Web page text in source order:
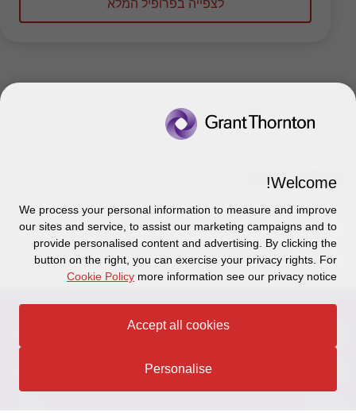
לצפייה בפרופיל המלא
מופיע גם ב...
נדל"ן ובנייה שנה 2024
Issue
פיננסי
אודותינו
Welcome!
We process your personal information to measure and improve
our sites and service, to assist our marketing campaigns and to
provide personalised content and advertising. By clicking the
button on the right, you can exercise your privacy rights. For
more information see our privacy notice
Cookie Policy
Accept all cookies
Personalise